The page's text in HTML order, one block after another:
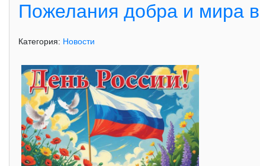
Пожелания добра и мира
Категория: Новости